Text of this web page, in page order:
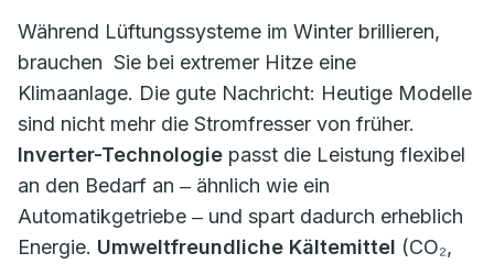
Während Lüftungssysteme im Winter brillieren,
brauchen Sie bei extremer Hitze eine
Klimaanlage. Die gute Nachricht: Heutige Modelle
sind nicht mehr die Stromfresser von früher.
Inverter-Technologie passt die Leistung flexibel
an den Bedarf an ‒ ähnlich wie ein
Automatikgetriebe ‒ und spart dadurch erheblich
Energie. Umweltfreundliche Kältemittel (CO₂,